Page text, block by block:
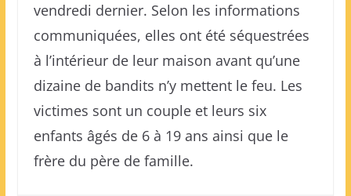
vendredi dernier. Selon les informations
communiquées, elles ont été séquestrées
à l’intérieur de leur maison avant qu’une
dizaine de bandits n’y mettent le feu. Les
victimes sont un couple et leurs six
enfants âgés de 6 à 19 ans ainsi que le
frère du père de famille.